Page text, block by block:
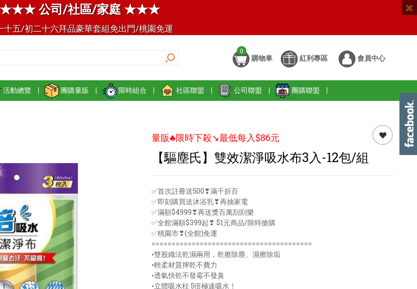
★★★ 公司/社區/家庭 ★★★
十五/初二十六拜品豪華套組免出門/桃園免運
0
購物車 紅利專區 會員中心
活動總覽 | 團購量販 | 限時組合 | 社區聯盟 | 公司聯盟 | 團購聯盟 |
量販♣限時下殺↘️最低每入$86元
【驅塵氏】雙效潔淨吸水布3入-12包/組
✅首次註冊送500❣滿千折百
✅即刻購買送沐浴乳❣再抽家電
✅滿額$4999❣再送獎百萬刮刮樂
✅全館滿額$399起❣ $1元商品/限時搶購
✅桃園市❣(全館)免運
========================================
•雙股織法乾濕兩用，乾擦除塵、濕擦除垢
•輕柔材質擰乾不費力
•透氣快乾不發霉不發臭
•立體吸水柱 5倍極速吸水！